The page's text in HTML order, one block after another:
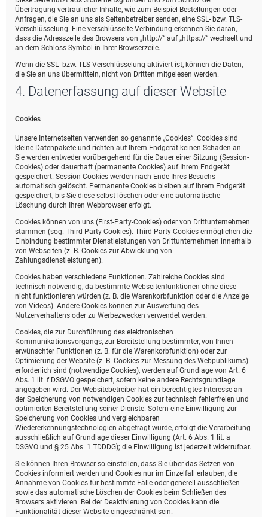
Übertragung vertraulicher Inhalte, wie zum Beispiel Bestellungen oder
Anfragen, die Sie an uns als Seitenbetreiber senden, eine SSL- bzw. TLS-
Verschlüsselung. Eine verschlüsselte Verbindung erkennen Sie daran,
dass die Adresszeile des Browsers von „http://“ auf „https://“ wechselt und
an dem Schloss-Symbol in Ihrer Browserzeile.
Wenn die SSL- bzw. TLS-Verschlüsselung aktiviert ist, können die Daten,
die Sie an uns übermitteln, nicht von Dritten mitgelesen werden.
4. Datenerfassung auf dieser Website
Cookies
Unsere Internetseiten verwenden so genannte „Cookies“. Cookies sind
kleine Datenpakete und richten auf Ihrem Endgerät keinen Schaden an.
Sie werden entweder vorübergehend für die Dauer einer Sitzung (Session-
Cookies) oder dauerhaft (permanente Cookies) auf Ihrem Endgerät
gespeichert. Session-Cookies werden nach Ende Ihres Besuchs
automatisch gelöscht. Permanente Cookies bleiben auf Ihrem Endgerät
gespeichert, bis Sie diese selbst löschen oder eine automatische
Löschung durch Ihren Webbrowser erfolgt.
Cookies können von uns (First-Party-Cookies) oder von Drittunternehmen
stammen (sog. Third-Party-Cookies). Third-Party-Cookies ermöglichen die
Einbindung bestimmter Dienstleistungen von Drittunternehmen innerhalb
von Webseiten (z. B. Cookies zur Abwicklung von
Zahlungsdienstleistungen).
Cookies haben verschiedene Funktionen. Zahlreiche Cookies sind
technisch notwendig, da bestimmte Webseitenfunktionen ohne diese
nicht funktionieren würden (z. B. die Warenkorbfunktion oder die Anzeige
von Videos). Andere Cookies können zur Auswertung des
Nutzerverhaltens oder zu Werbezwecken verwendet werden.
Cookies, die zur Durchführung des elektronischen
Kommunikationsvorgangs, zur Bereitstellung bestimmter, von Ihnen
erwünschter Funktionen (z. B. für die Warenkorbfunktion) oder zur
Optimierung der Website (z. B. Cookies zur Messung des Webpublikums)
erforderlich sind (notwendige Cookies), werden auf Grundlage von Art. 6
Abs. 1 lit. f DSGVO gespeichert, sofern keine andere Rechtsgrundlage
angegeben wird. Der Websitebetreiber hat ein berechtigtes Interesse an
der Speicherung von notwendigen Cookies zur technisch fehlerfreien und
optimierten Bereitstellung seiner Dienste. Sofern eine Einwilligung zur
Speicherung von Cookies und vergleichbaren
Wiedererkennungstechnologien abgefragt wurde, erfolgt die Verarbeitung
ausschließlich auf Grundlage dieser Einwilligung (Art. 6 Abs. 1 lit. a
DSGVO und § 25 Abs. 1 TDDDG); die Einwilligung ist jederzeit widerrufbar.
Sie können Ihren Browser so einstellen, dass Sie über das Setzen von
Cookies informiert werden und Cookies nur im Einzelfall erlauben, die
Annahme von Cookies für bestimmte Fälle oder generell ausschließen
sowie das automatische Löschen der Cookies beim Schließen des
Browsers aktivieren. Bei der Deaktivierung von Cookies kann die
Funktionalität dieser Website eingeschränkt sein.